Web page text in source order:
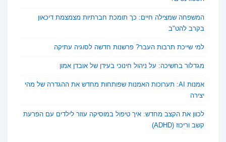
המשפחה שמצילה חיים: כך תומכת חברתיות מצמצמת דיכאון
בקרב להט"ב
למי שייכת תרבות העבר? פרשנות חדשה לסוגיה עתיקה
מגדלור בחשיכה: על ניהול חינוכי בעידן של אובדן אמון
אמנות AI: תערוכות האמנות שפותחות מחדש את ההגדרה של מהי
יצירה
לכוון את הקצב מחדש: איך טיפול במוסיקה עוזר לילדים עם הפרעת
קשב וריכוז (ADHD)